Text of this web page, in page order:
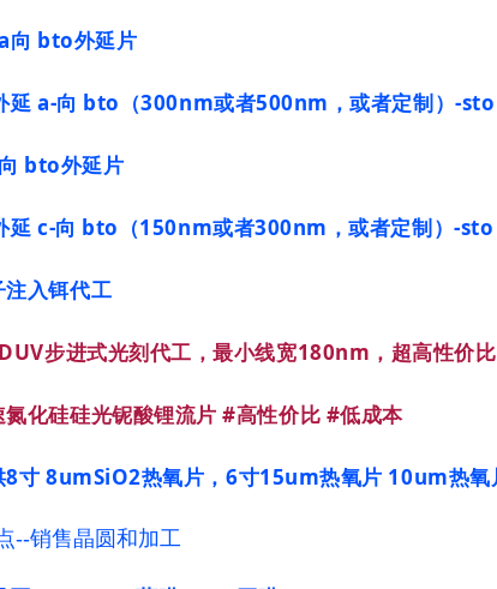
a向 bto外延片
延 a-向 bto（300nm或者500nm，或者定制）-
bto外延片
延 c-向 bto（150nm或者300nm，或者定制）-
入铒代工
步进式光刻代工 ，最小线宽180nm，超高性价
化硅硅光铌酸锂流片 #高性价比 #低成本
8寸 8umSiO2热氧片，6寸15um热氧片 10um热
--销售晶圆和加工